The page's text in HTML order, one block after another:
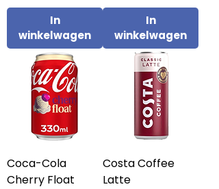
In
winkelwagen
In
winkelwagen
Coca-Cola
Cherry Float
Costa Coffee
Latte